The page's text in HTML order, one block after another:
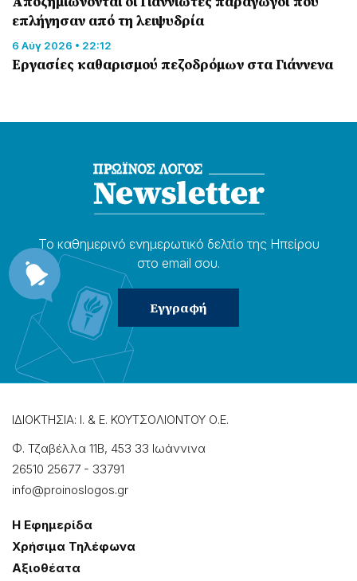
επλήγησαν από τη λειψυδρία
6 Αύγ 2026 • 22:12
Εργασίες καθαρισμού πεζοδρόμων στα Γιάννενα
Το καθημερɩνό ενημερωτɩκό δελτίο της Ηπείρου
στο email σου.
ΙΔΙΟΚΤΗΣΙΑ: Ι. & Ε. ΚΟΥΤΣΟΛΙΟΝΤΟΥ Ο.Ε.
Φ. Τζαβέλλα 11Β, 453 33 Ιωάννɩνα
26510 25677 - 33791
info@proinoslogos.gr
Η Εφημερίδα
Χρήσɩμα Τηλέφωνα
Αξɩοθέατα